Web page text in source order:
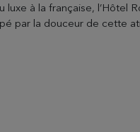
luxe à la française, l’Hôtel
par la douceur de cette